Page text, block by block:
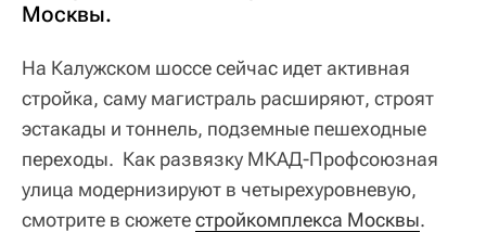
Москвы.
На Калужском шоссе сейчас идет активная
стройка, саму магистраль расширяют, строят
эстакады и тоннель, подземные пешеходные
переходы. Как развязку МКАД-Профсоюзная
улица модернизируют в четырехуровневую,
смотрите в сюжетестройкомплекса Москвы.